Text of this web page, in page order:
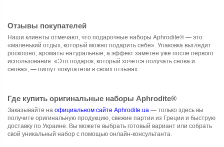
Отзывы покупателей
Наши клиенты отмечают, что подарочные наборы Aphrodite® — это
«маленький отдых, который можно подарить себе». Упаковка выглядит
роскошно, ароматы натуральные, а эффект заметен уже после первого
использования. «Это подарок, который хочется получать снова и
снова», — пишут покупатели в своих отзывах.
Где купить оригинальные наборы Aphrodite®
Заказывайте на официальном сайте Aphrodite.ua — только здесь вы
получите оригинальную продукцию, свежие партии из Греции и быструю
доставку по Украине. Вы можете выбрать готовый вариант или собрать
свой уникальный набор с помощью онлайн-консультанта.